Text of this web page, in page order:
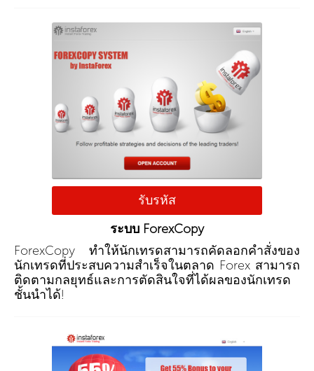
รับรหัส
ระบบ ForexCopy
ForexCopy ทำให้นักเทรดสามารถคัดลอกคำสั่งของ
นักเทรดที่ประสบความสำเร็จในตลาด Forex สามารถ
ติดตามกลยุทธ์และการตัดสินใจที่ได้ผลของนักเทรด
ชั้นนำได้!